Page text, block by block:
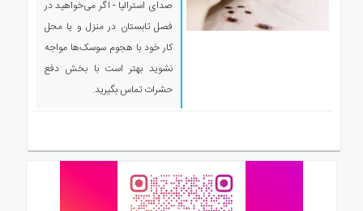
صدای استرالیا - اگر می‌خواهید در
فصل تابستان در منزل و یا محل
کار خود با هجوم سوسک‌ها مواجه
نشوید بهتر است با بخش دفع
حشرات تماس بگیرید.